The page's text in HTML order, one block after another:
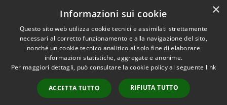
Dichiarazione di accessibilità
Accessibilità
Copyright © 2026 • Comune di
Gimigliano • Powered by
Municipium•
Accesso
redazione
×
Informazioni sui cookie
Questo sito web utilizza cookie tecnici e assimilati strettamente
necessari al corretto funzionamento e alla navigazione del sito,
nonché un cookie tecnico analitico al solo fine di elaborare
informazioni statistiche, aggregate e anonime.
Per maggiori dettagli, può consultare la cookie policy al seguente link
ACCETTA TUTTO RIFIUTA TUTTO